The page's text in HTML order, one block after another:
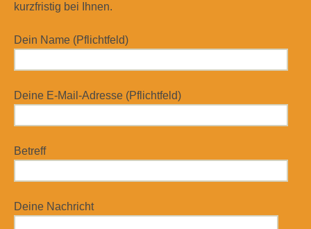
kurzfristig bei Ihnen.
Dein Name (Pflichtfeld)
Deine E-Mail-Adresse (Pflichtfeld)
Betreff
Deine Nachricht